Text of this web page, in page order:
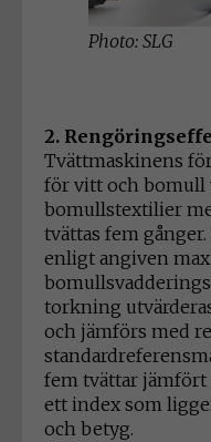
Photo: SLG
2.
Tvättmaskinens
för vitt och bomull
bomullstextilier
tvättas fem
enligt angiven
torkning
och jämförs med
fem tvättar
ett index som
och betyg.